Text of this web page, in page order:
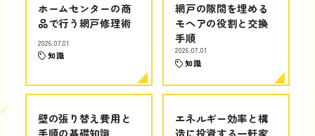
ホームセンターの商
品で行う網戸修理術
2026.07.01
知識
網戸の隙間を埋める
モヘアの役割と交換
手順
2026.07.01
知識
壁の張り替え費用と
エネルギー効率と構